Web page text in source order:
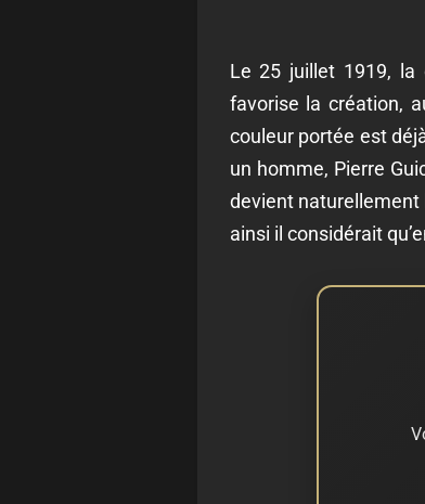
Le 25 juillet 1919, la
favorise la création,
couleur portée est
un homme, Pierre
devient naturellement
ainsi il considérait